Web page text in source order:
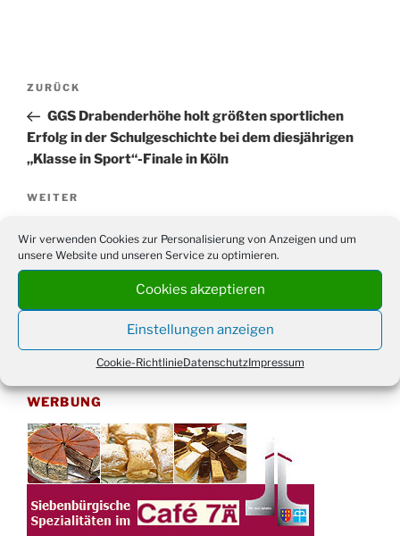
Wir verwenden Cookies zur Personalisierung von Anzeigen und um
unsere Website und unseren Service zu optimieren.
Cookies akzeptieren
Einstellungen anzeigen
Cookie-RichtlinieDatenschutzImpressum
Beitragsnavigation
Vorheriger
Beitrag
ZURÜCK
GGS Drabenderhöhe holt größten sportlichen
Erfolg in der Schulgeschichte bei dem diesjährigen
„Klasse in Sport“-Finale in Köln
Nächster
WEITER
WERBUNG